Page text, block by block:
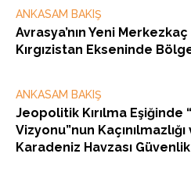
ANKASAM BAKIŞ
Avrasya’nın Yeni
Kırgızistan Ekseninde
ANKASAM BAKIŞ
Jeopolitik Kırılma Eşiğinde
Vizyonu”nun
Karadeniz Havzası Güvenlik